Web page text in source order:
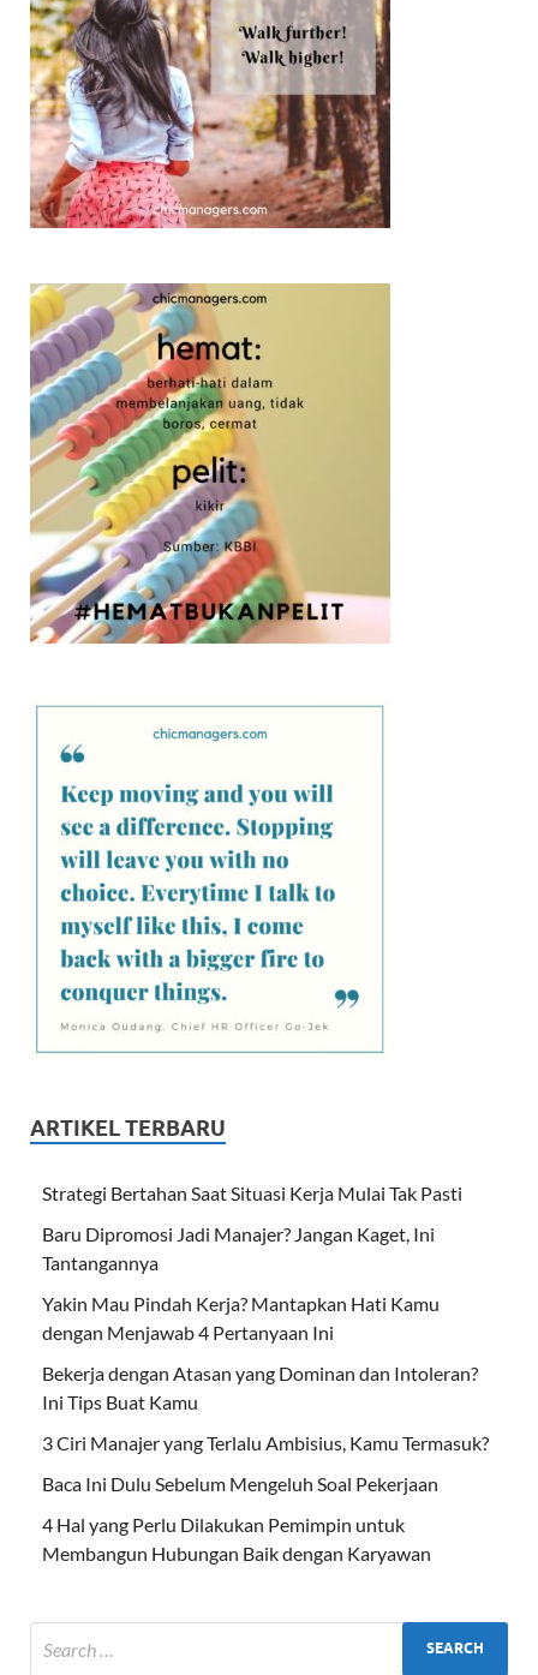
ARTIKEL TERBARU
Strategi Bertahan Saat Situasi Kerja Mulai Tak Pasti
Baru Dipromosi Jadi Manajer? Jangan Kaget, Ini
Tantangannya
Yakin Mau Pindah Kerja? Mantapkan Hati Kamu
dengan Menjawab 4 Pertanyaan Ini
Bekerja dengan Atasan yang Dominan dan Intoleran?
Ini Tips Buat Kamu
3 Ciri Manajer yang Terlalu Ambisius, Kamu Termasuk?
Baca Ini Dulu Sebelum Mengeluh Soal Pekerjaan
4 Hal yang Perlu Dilakukan Pemimpin untuk
Membangun Hubungan Baik dengan Karyawan